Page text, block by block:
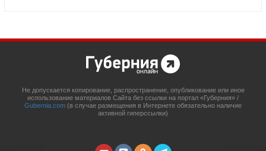
Не допускается копирование, распространение, опубликование или иное
использование материалов Сайта без ссылки на портал «Губерния» /
Gubernia.com (в случае размещения в Интернете обязательно наличие
активной гиперссылки)